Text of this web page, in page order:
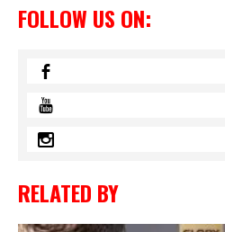
FOLLOW US ON:
RELATED BY